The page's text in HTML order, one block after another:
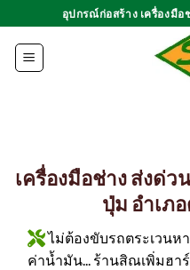
ไป
เนื้อหา
อุปกรณ์ก่อสร้าง เครื่องมือ
เครื่องมือช่าง ส่งด่
ปุ่ม อำเภ
ไม่ต้องขับรถตระเวนหา
ค่าน้ำมัน... ร้านสิณเพิ่มฮา